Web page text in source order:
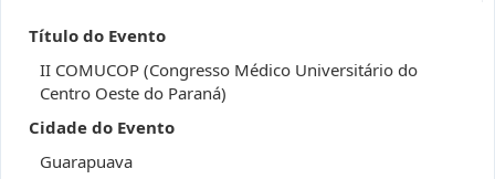
Título do Evento
II COMUCOP (Congresso Médico Universitário do
Centro Oeste do Paraná)
Cidade do Evento
Guarapuava